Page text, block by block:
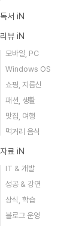
독서 iN
리뷰 iN
모바일, PC
Windows OS
쇼핑, 지름신
패션, 생활
맛집, 여행
먹거리 음식
자료 iN
IT & 개발
성공 & 강연
상식, 학습
블로그 운영